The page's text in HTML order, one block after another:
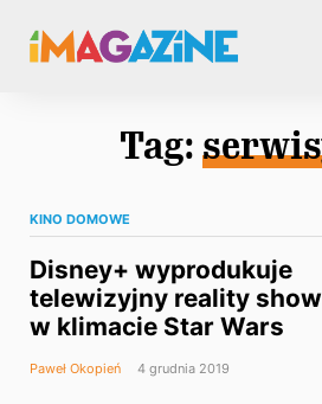
Tag:
KINO DOMOWE
Disney+ wyprodukuje
telewizyjny reality show
w klimacie Star Wars
Paweł Okopień 4 grudnia 2019